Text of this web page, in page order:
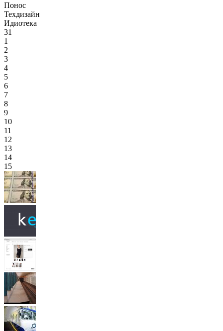
Понос
Техдизайн
Идиотека
31
1
2
3
4
5
6
7
8
9
10
11
12
13
14
15